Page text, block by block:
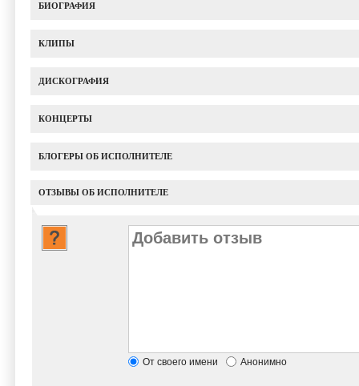
БИОГРАФИЯ
КЛИПЫ
ДИСКОГРАФИЯ
КОНЦЕРТЫ
БЛОГЕРЫ ОБ ИСПОЛНИТЕЛЕ
ОТЗЫВЫ ОБ ИСПОЛНИТЕЛЕ
От своего имени Анонимно